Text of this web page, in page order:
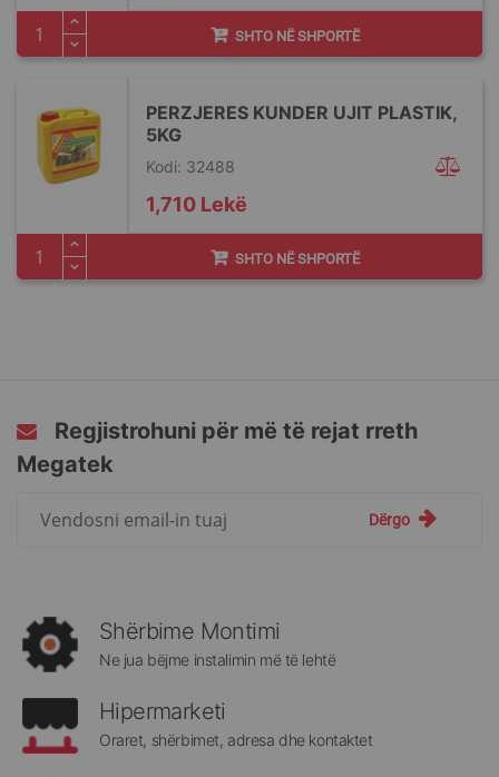
SHTO NË SHPORTË
PERZJERES KUNDER UJIT PLASTIK,
5KG
Kodi: 32488
1,710 Lekë
SHTO NË SHPORTË
Regjistrohuni për më të rejat rreth
Megatek
rreth
Megatek:
Dërgo
Shërbime Montimi
Ne jua bëjme instalimin më të lehtë
Hipermarketi
Oraret, shërbimet, adresa dhe kontaktet